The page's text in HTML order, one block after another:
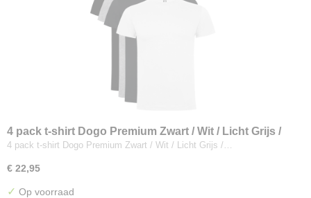
4 pack t-shirt Dogo Premium Zwart / Wit / Licht Grijs /
Donker Grijs
4 pack t-shirt Dogo Premium Zwart / Wit / Licht Grijs /…
€ 22,95
✓ Op voorraad